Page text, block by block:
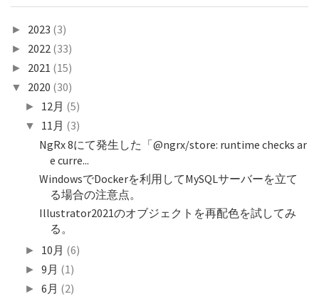
► 2023 (3)
► 2022 (33)
► 2021 (15)
▼ 2020 (30)
► 12月 (5)
▼ 11月 (3)
NgRx 8にて発生した「@ngrx/store: runtime checks ar
e curre...
WindowsでDockerを利用してMySQLサーバーを立て
る場合の注意点。
Illustrator2021のオブジェクトを再配色を試してみ
る。
► 10月 (6)
►9月 (1)
►6月 (2)